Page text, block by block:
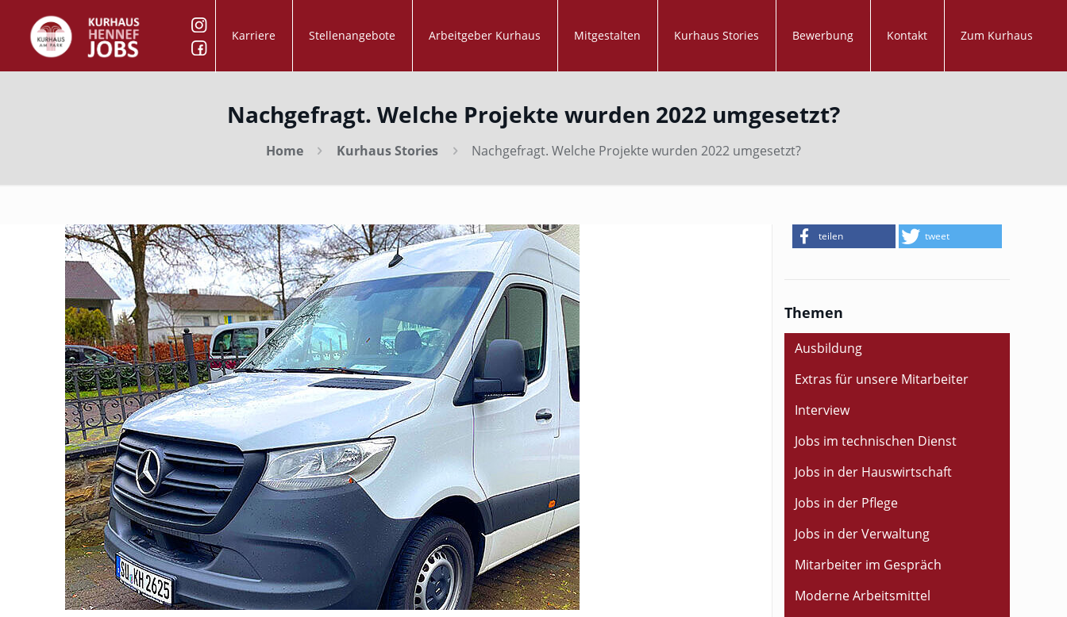
Karriere Stellenangebote Arbeitgeber Kurhaus Mitgestalten Kurhaus Stories Bewerbung Kontakt Zum Kurhaus
Nachgefragt. Welche Projekte wurden 2022 umgesetzt?
Home Kurhaus Stories Nachgefragt. Welche Projekte wurden 2022 umgesetzt?
teilen tweet
Themen
Ausbildung
Extras für unsere Mitarbeiter
Interview
Jobs im technischen Dienst
Jobs in der Hauswirtschaft
Jobs in der Pflege
Jobs in der Verwaltung
Mitarbeiter im Gespräch
Moderne Arbeitsmittel